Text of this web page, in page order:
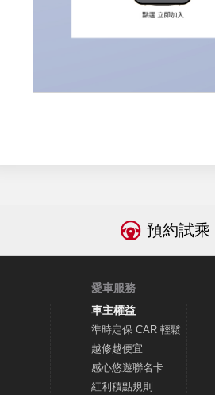
預約試乘
愛車服務
車主權益
準時定保 CAR 輕鬆
越修越便宜
感心悠遊聯名卡
紅利積點規則